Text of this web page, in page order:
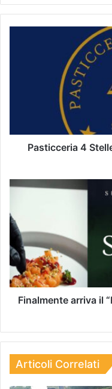
Pasticceria 4
Finalmente arriva il
Articoli Correlati